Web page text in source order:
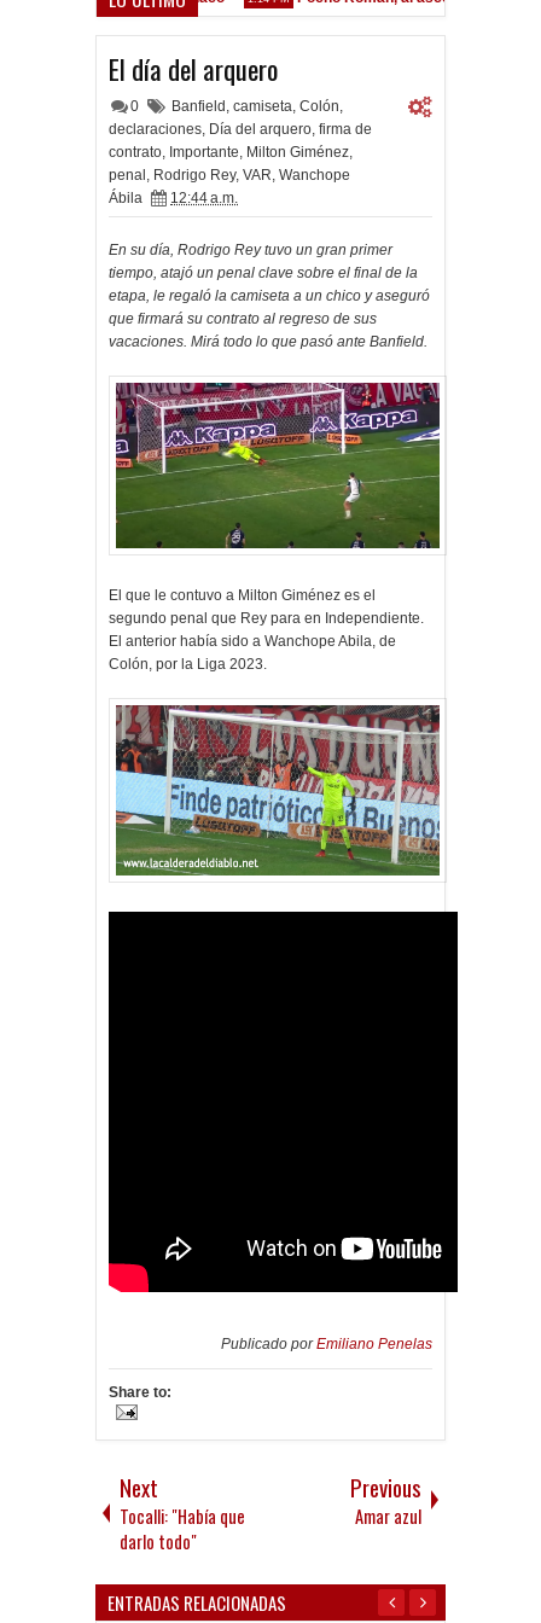
El día del arquero
0 Banfield , camiseta, Colón,
declaraciones, Día del arquero, firma de
contrato, Importante, Milton Giménez,
penal , Rodrigo Rey, VAR, Wanchope
Ábila
12:44 a.m.
En su día, Rodrigo Rey tuvo un gran primer
tiempo, atajó un penal clave sobre el final de la
etapa, le regaló la camiseta a un chico y aseguró
que firmará su contrato al regreso de sus
vacaciones. Mirá todo lo que pasó ante Banfield.
El que le contuvo a Milton Giménez es el
segundo penal que Rey para en Independiente.
El anterior había sido a Wanchope Abila, de
Colón, por la Liga 2023.
Publicado porEmiliano Penelas
Share to:
Next
Tocalli: "Había que
darlo todo"
Previous
Amar azul
ENTRADAS RELACIONADAS